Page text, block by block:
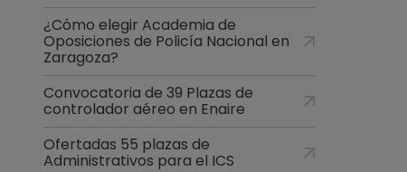
¿Cómo elegir Academia de
Oposiciones de Policía Nacional en
Zaragoza?
Convocatoria de 39 Plazas de
controlador aéreo en Enaire
Ofertadas 55 plazas de
Administrativos para el ICS